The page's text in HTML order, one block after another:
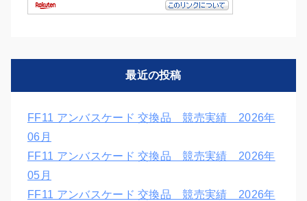
最近の投稿
FF11 アンバスケード 交換品 競売実績 2026年
06月
FF11 アンバスケード 交換品 競売実績 2026年
05月
FF11 アンバスケード 交換品 競売実績 2026年